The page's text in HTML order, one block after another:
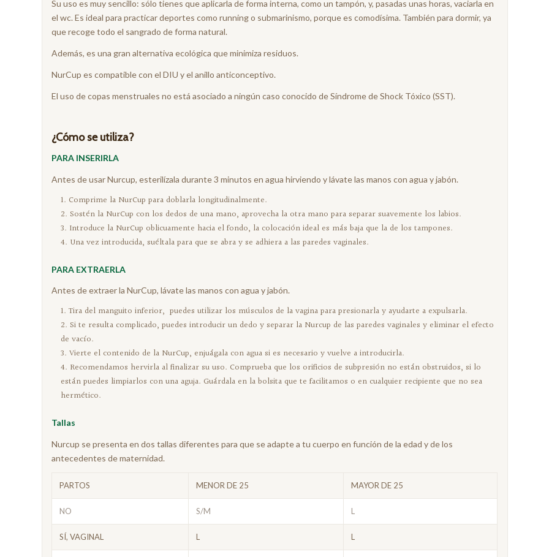
Su uso es muy sencillo: sólo tienes que aplicarla de forma interna, como un tampón, y, pasadas unas horas, vaciarla en
el wc. Es ideal para practicar deportes como running o submarinismo, porque es comodísima. También para dormir, ya
que recoge todo el sangrado de forma natural.
Además, es una gran alternativa ecológica que minimiza residuos.
NurCup es compatible con el DIU y el anillo anticonceptivo.
El uso de copas menstruales no está asociado a ningún caso conocido de Síndrome de Shock Tóxico (SST).
¿Cómo se utiliza?
PARA INSERIRLA
Antes de usar Nurcup, esterilízala durante 3 minutos en agua hirviendo y lávate las manos con agua y jabón.
Comprime la NurCup para doblarla longitudinalmente.
Sostén la NurCup con los dedos de una mano, aprovecha la otra mano para separar suavemente los labios.
Introduce la NurCup oblicuamente hacia el fondo, la colocación ideal es más baja que la de los tampones.
Una vez introducida, suéltala para que se abra y se adhiera a las paredes vaginales.
PARA EXTRAERLA
Antes de extraer la NurCup, lávate las manos con agua y jabón.
Tira del manguito inferior, puedes utilizar los músculos de la vagina para presionarla y ayudarte a expulsarla.
Si te resulta complicado, puedes introducir un dedo y separar la Nurcup de las paredes vaginales y eliminar el efecto
de vacío.
Vierte el contenido de la NurCup, enjuágala con agua si es necesario y vuelve a introducirla.
Recomendamos hervirla al finalizar su uso. Comprueba que los orificios de subpresión no están obstruidos, si lo
están puedes limpiarlos con una aguja. Guárdala en la bolsita que te facilitamos o en cualquier recipiente que no sea
hermético.
Tallas
Nurcup se presenta en dos tallas diferentes para que se adapte a tu cuerpo en función de la edad y de los
antecedentes de maternidad.
PARTOS MENOR DE 25 MAYOR DE 25
NO S/M L
SÍ, VAGINAL L L